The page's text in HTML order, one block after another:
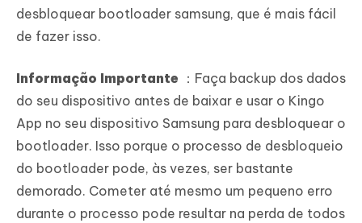
desbloquear bootloader samsung, que é mais fácil
de fazer isso.
Informação Importante ：Faça backup dos dados
do seu dispositivo antes de baixar e usar o Kingo
App no seu dispositivo Samsung para desbloquear o
bootloader. Isso porque o processo de desbloqueio
do bootloader pode, às vezes, ser bastante
demorado. Cometer até mesmo um pequeno erro
durante o processo pode resultar na perda de todos